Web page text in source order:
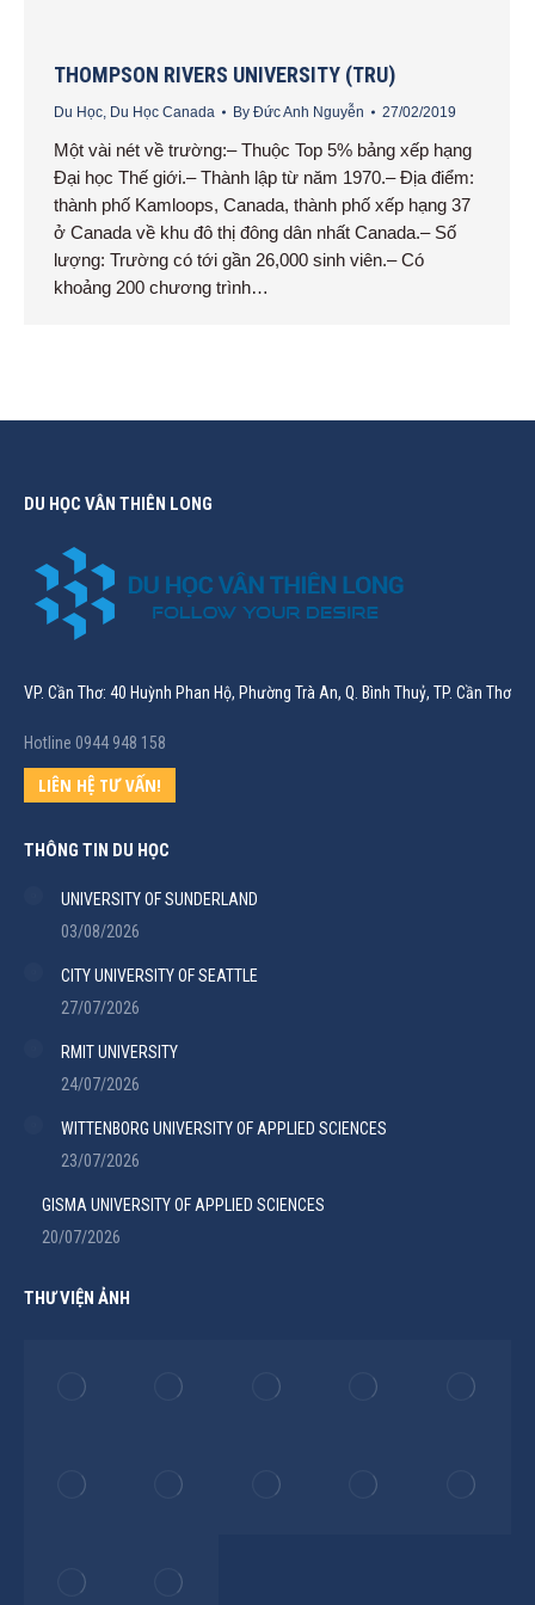
THOMPSON RIVERS UNIVERSITY (TRU)
Du Học Du Học Canada By Đức Anh Nguyễn 27/02/2019
Một vài nét về trường:– Thuộc Top 5% bảng xếp hạng
Đại học Thế giới.– Thành lập từ năm 1970.– Địa điểm:
thành phố Kamloops, Canada, thành phố xếp hạng 37
ở Canada về khu đô thị đông dân nhất Canada.– Số
lượng: Trường có tới gần 26,000 sinh viên.– Có
khoảng 200 chương trình…
DU HỌC VÂN THIÊN LONG
VP. Cần Thơ: 40 Huỳnh Phan Hộ, Phường Trà An, Q. Bình Thuỷ, TP. Cần Thơ
Hotline 0944 948 158
LIÊN HỆ TƯ VẤN!
THÔNG TIN DU HỌC
UNIVERSITY OF SUNDERLAND
03/08/2026
CITY UNIVERSITY OF SEATTLE
27/07/2026
RMIT UNIVERSITY
24/07/2026
WITTENBORG UNIVERSITY OF APPLIED SCIENCES
23/07/2026
GISMA UNIVERSITY OF APPLIED SCIENCES
20/07/2026
THƯ VIỆN ẢNH